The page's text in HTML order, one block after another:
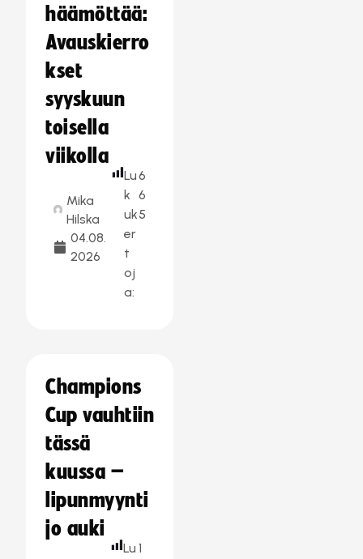
häämöttää:
Avauskierro
kset
syyskuun
toisella
viikolla
Mika
Hilska
04.08.
2026
Lu
k
uk
er
t
oj
a:
6
6
5
Champions
Cup vauhtiin
tässä
kuussa –
lipunmyynti
jo auki
Lu 1